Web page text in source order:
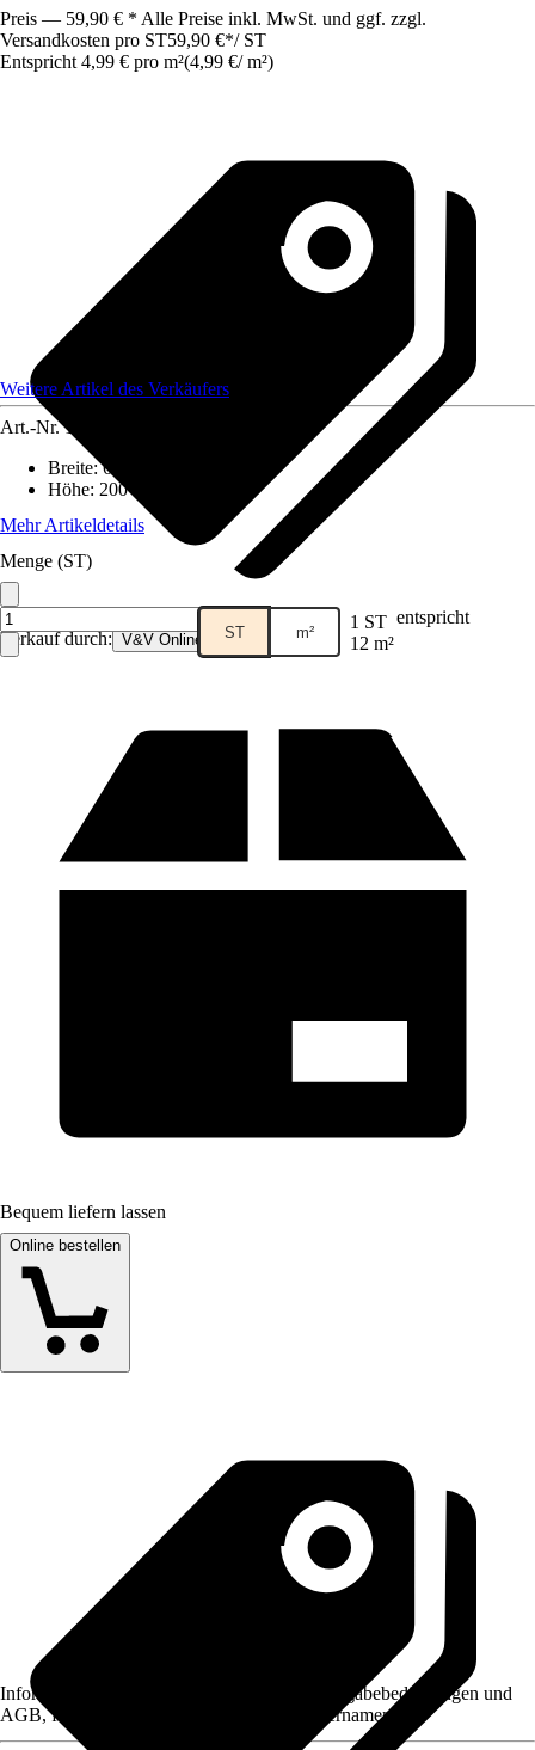
Preis — 59,90 € * Alle Preise inkl. MwSt. und ggf. zzgl.
Versandkosten pro ST59,90 €*/ ST
Entspricht 4,99 € pro m²(4,99 €/ m²)
Verkauf durch: V&V Online GmbH
Weitere Artikel des Verkäufers
Art.-Nr. 12470136
Breite:600 cm
Höhe: 200 cm
Mehr Artikeldetails
Menge (ST)
ST m² 1 ST entspricht
12 m²
Bequem liefern lassen
Online bestellen
Informationen des Verkäufers, wie z. B. Rückgabebedingungen und
AGB, finden Sie bei Klick auf den Verkäufernamen.